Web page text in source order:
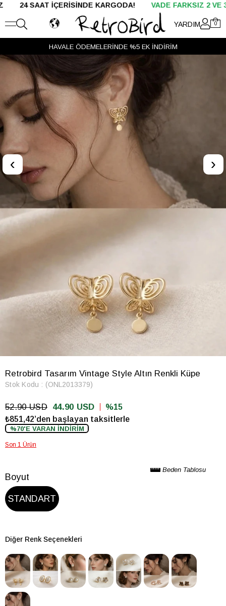
İÇERİSİNDE KARGODA!VADE FARKSIZ 2 VE 3 TAKSİT
YARDIM 0
HAVALE ÖDEMELERİNDE %5 EK İNDİRİM
‹ ›
Retrobird Tasarım Vintage Style Altın Renkli Küpe
Stok Kodu (ONL2013379)
52.90 USD 44.90 USD
15
₺851,42’den başlayan taksitlerle
%70'E VARAN İNDİRİM
Son 1 Ürün
Beden Tablosu
Boyut
STANDART
Diğer Renk Seçenekleri